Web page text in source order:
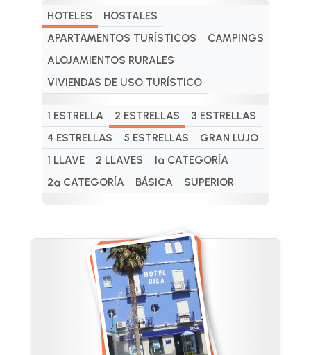
HOTELES
HOSTALES
APARTAMENTOS TURÍSTICOS
CAMPINGS
ALOJAMIENTOS RURALES
VIVIENDAS DE USO TURÍSTICO
1 ESTRELLA 2 ESTRELLAS
3 ESTRELLAS
4 ESTRELLAS
5 ESTRELLAS
GRAN LUJO
1 LLAVE
2 LLAVES
1ª CATEGORÍA
2ª CATEGORÍA
BÁSICA SUPERIOR